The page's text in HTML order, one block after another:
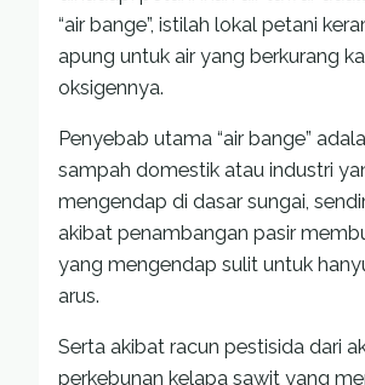
“air bange”, istilah lokal petani
apung untuk air yang berkurang
oksigennya.
Penyebab utama “air bange”
sampah domestik atau industri
mengendap di dasar sungai,
akibat penambangan pasir
yang mengendap sulit untuk
arus.
Serta akibat racun pestisida dari
perkebunan kelapa sawit yang